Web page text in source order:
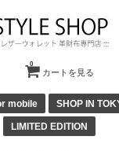
カートを見る
0
mobile SHOP IN
LIMITED EDITION